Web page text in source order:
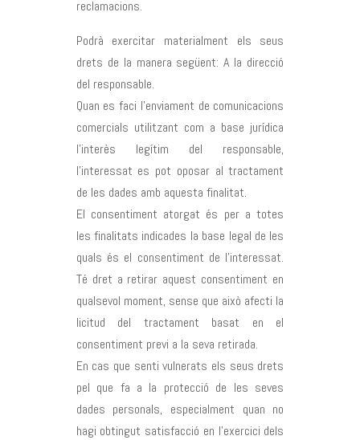
reclamacions.
Podrà exercitar materialment els seus
drets de la manera següent: A la direcció
del responsable.
Quan es faci l’enviament de comunicacions
comercials utilitzant com a base jurídica
l’interès legítim del responsable,
l’interessat es pot oposar al tractament
de les dades amb aquesta finalitat.
El consentiment atorgat és per a totes
les finalitats indicades la base legal de les
quals és el consentiment de l’interessat.
Té dret a retirar aquest consentiment en
qualsevol moment, sense que això afecti la
licitud del tractament basat en el
consentiment previ a la seva retirada.
En cas que senti vulnerats els seus drets
pel que fa a la protecció de les seves
dades personals, especialment quan no
hagi obtingut satisfacció en l’exercici dels